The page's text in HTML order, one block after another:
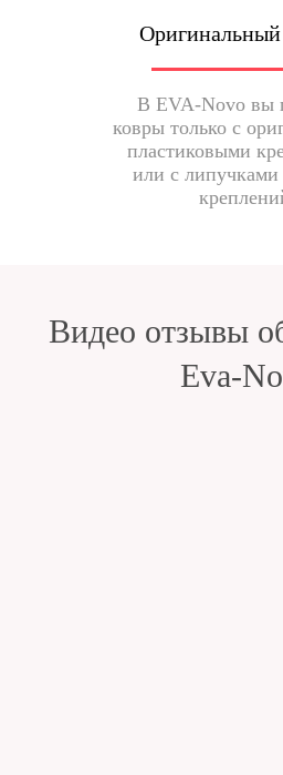
В EVA-Novo вы
ковры только с
пластиковыми
или с липучками
Видео отзывы
Eva-